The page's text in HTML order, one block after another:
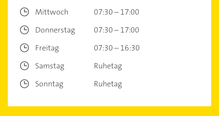
Mittwoch
07:30 – 17:00
Donnerstag
07:30 – 17:00
Freitag
07:30 – 16:30
Samstag
Ruhetag
Sonntag
Ruhetag